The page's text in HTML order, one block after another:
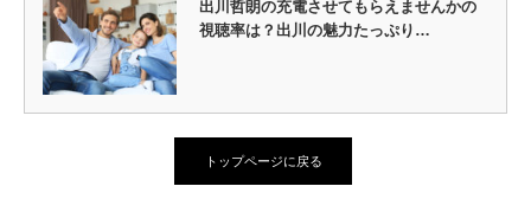
出川哲朗の充電させてもらえませんかの
視聴率は？出川の魅力たっぷり…
トップページに戻る